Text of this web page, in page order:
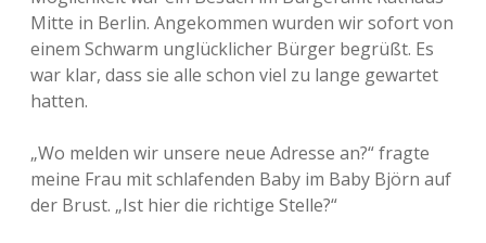
Mitte in Berlin. Angekommen wurden wir sofort von
einem Schwarm unglücklicher Bürger begrüßt. Es
war klar, dass sie alle schon viel zu lange gewartet
hatten.
„Wo melden wir unsere neue Adresse an?“ fragte
meine Frau mit schlafenden Baby im Baby Björn auf
der Brust. „Ist hier die richtige Stelle?“